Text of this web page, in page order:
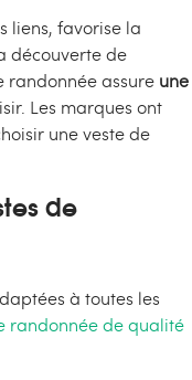
liens, favorise la
découverte de
randonnée assure une
Les marques ont
une veste de
de
à toutes les
randonnée de qualité